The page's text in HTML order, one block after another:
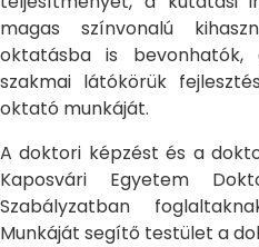
magas színvonalú
oktatásba is bevonhatók,
szakmai látókörük
oktató munkáját.
A doktori képzést és a
Kaposvári Egyetem
Szabályzatban
Munkáját segítő testület a